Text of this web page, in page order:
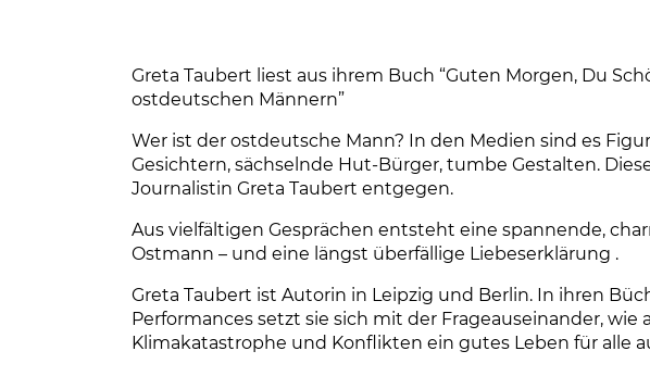
Greta Taubert liest aus ihrem Buch “Guten Morgen, Du
ostdeutschen Männern”
Wer ist der ostdeutsche Mann? In den Medien sind es
Gesichtern, sächselnde Hut-Bürger, tumbe Gestalten.
Journalistin Greta Taubert entgegen.
Aus vielfältigen Gesprächen entsteht eine spannende,
Ostmann – und eine längst überfällige Liebeserklärung .
Greta Taubert ist Autorin in Leipzig und Berlin. In ihren
Performances setzt sie sich mit der Frageauseinander, wie
Klimakatastrophe und Konflikten ein gutes Leben für alle